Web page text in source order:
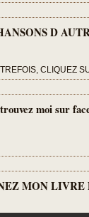
CLIQUEZ
moi sur
MON LIVRE